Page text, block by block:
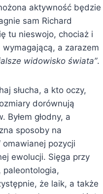
aktywność będzie
sam Richard
tu nieswojo, chociaż i
wymagającą, a zarazem
widowisko świata”.
słucha, a kto oczy,
dorównują
głodny, a
sposoby na
pozycji
ewolucji. Sięga przy
że laik, a także